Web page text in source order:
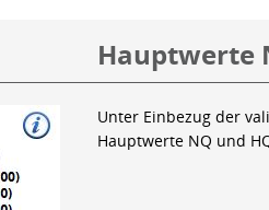
Hauptwerte
Unter Einbezug der
Hauptwerte NQ und